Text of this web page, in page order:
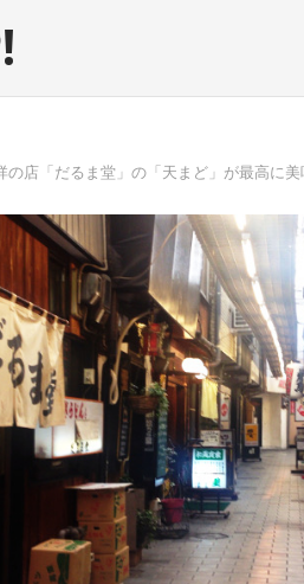
の店「だるま堂」の「天まど」が最高に